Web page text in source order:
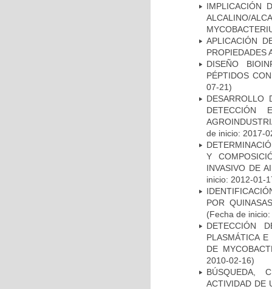
IMPLICACIÓN
ALCALINO/
APLICACIÓN
PROPIEDADES
DISEÑO
PÉPTIDOS
07-21)
DESARROLLO
DETECCIÓN
de inicio: 2017-
Y
INVASIVO DE
inicio: 2012-01-
POR
(Fecha de
DETECCIÓN
PLASMÁTICA
DE
2010-02-16)
BÚSQUEDA,
ACTIVIDAD DE